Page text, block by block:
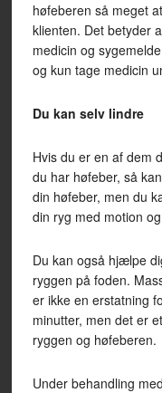
høfeberen så meget
klienten. Det betyder
medicin og
og kun tage medicin
Du kan selv lindre
Hvis du er en af dem
du har høfeber, så
din høfeber, men du
din ryg med motion
Du kan også hjælpe
ryggen på foden.
er ikke en erstatning
minutter, men det er
ryggen og høfeberen.
Under behandling